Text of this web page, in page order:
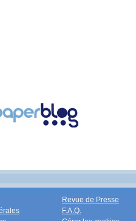
Revue de Presse
F.A.Q.